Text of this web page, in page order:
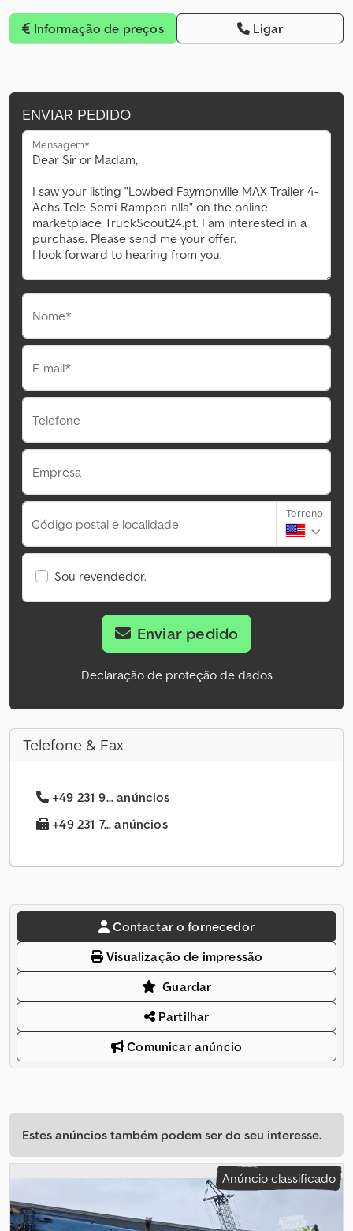
Informação de preços Ligar
ENVIAR PEDIDO
Mensagem*
Nome*
E-mail*
Telefone
Empresa
Código postal e localidade
Terreno
Sou revendedor.
Enviar pedido
Declaração de proteção de dados
Telefone & Fax
+49 231 9... anúncios
+49 231 7... anúncios
Contactar o fornecedor
Visualização de impressão
Guardar
Partilhar
Comunicar anúncio
Estes anúncios também podem ser do seu interesse.
Anúncio classificado